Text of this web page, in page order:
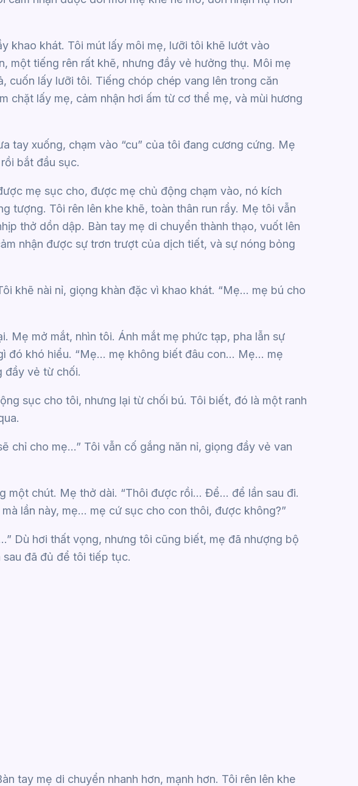
khao khát. Tôi mút lấy môi mẹ, lưỡi tôi khẽ lướt vào
một tiếng rên rất khẽ, nhưng đầy vẻ hưởng thụ. Môi mẹ
cuốn lấy lưỡi tôi. Tiếng chóp chép vang lên trong căn
chặt lấy mẹ, cảm nhận hơi ấm từ cơ thể mẹ, và mùi hương
tay xuống, chạm vào “cu” của tôi đang cương cứng. Mẹ
bắt đầu sục.
mẹ sục cho, được mẹ chủ động chạm vào, nó kích
tượng. Tôi rên lên khe khẽ, toàn thân run rẩy. Mẹ tôi vẫn
thở dồn dập. Bàn tay mẹ di chuyển thành thạo, vuốt lên
nhận được sự trơn trượt của dịch tiết, và sự nóng bỏng
khẽ nài nỉ, giọng khàn đặc vì khao khát. “Mẹ… mẹ bú cho
Mẹ mở mắt, nhìn tôi. Ánh mắt mẹ phức tạp, pha lẫn sự
đó khó hiểu. “Mẹ… mẹ không biết đâu con… Mẹ… mẹ
đầy vẻ từ chối.
sục cho tôi, nhưng lại từ chối bú. Tôi biết, đó là một ranh
chỉ cho mẹ…” Tôi vẫn cố gắng năn nỉ, giọng đầy vẻ van
một chút. Mẹ thở dài. “Thôi được rồi… Để… để lần sau đi.
lần này, mẹ… mẹ cứ sục cho con thôi, được không?”
Dù hơi thất vọng, nhưng tôi cũng biết, mẹ đã nhượng bộ
sau đã đủ để tôi tiếp tục.
tay mẹ di chuyển nhanh hơn, mạnh hơn. Tôi rên lên khe